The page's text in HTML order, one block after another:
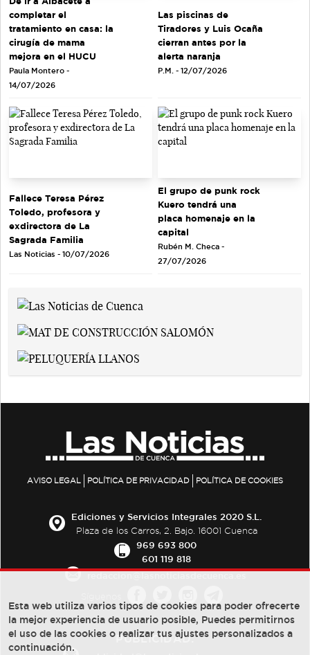
completar el
tratamiento en casa: la
cirugía de mama
mejora en el HUCU
Paula Montero -
14/07/2026
Las piscinas de
Tiradores y Luis Ocaña
cierran antes por la
alerta naranja
P.M. - 12/07/2026
Fallece Teresa Pérez
Toledo, profesora y
exdirectora de La
Sagrada Familia
Las Noticias - 10/07/2026
El grupo de punk rock
Kuero tendrá una
placa homenaje en la
capital
Rubén M. Checa -
27/07/2026
AVISO LEGAL POLÍTICA DE PRIVACIDAD POLÍTICA DE COOKIES
Ediciones y Servicios Integrales 2020 S.L.
Plaza de los Carros, 2. Bajo. 16001 Cuenca
969 693 800
601 119 818
PUBLICIDAD:
Esta web utiliza varios tipos de cookies para poder ofrecerte
la mejor experiencia de usuario posible, Puedes permitirnos
el uso de las cookies o realizar tus ajustes personalizados a
continuación.